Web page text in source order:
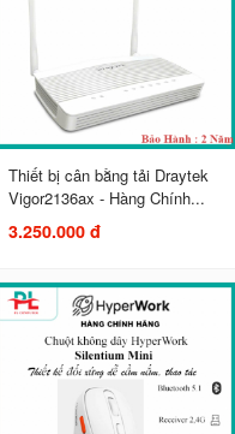
Thiết bị cân bằng tải Draytek
Vigor2136ax - Hàng Chính...
3.250.000 đ